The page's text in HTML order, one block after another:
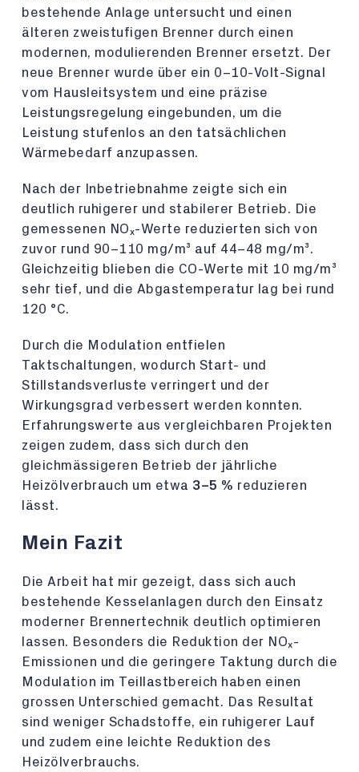
bestehende Anlage untersucht und einen
älteren zweistufigen Brenner durch einen
modernen, modulierenden Brenner ersetzt. Der
neue Brenner wurde über ein 0–10-Volt-Signal
vom Hausleitsystem und eine präzise
Leistungsregelung eingebunden, um die
Leistung stufenlos an den tatsächlichen
Wärmebedarf anzupassen.
Nach der Inbetriebnahme zeigte sich ein
deutlich ruhigerer und stabilerer Betrieb. Die
gemessenen NOₓ-Werte reduzierten sich von
zuvor rund 90–110 mg/m³ auf 44–48 mg/m³.
Gleichzeitig blieben die CO-Werte mit 10 mg/m³
sehr tief, und die Abgastemperatur lag bei rund
120 °C.
Durch die Modulation entfielen
Taktschaltungen, wodurch Start- und
Stillstandsverluste verringert und der
Wirkungsgrad verbessert werden konnten.
Erfahrungswerte aus vergleichbaren Projekten
zeigen zudem, dass sich durch den
gleichmässigeren Betrieb der jährliche
Heizölverbrauch um etwa 3–5 % reduzieren
lässt.
Mein Fazit
Die Arbeit hat mir gezeigt, dass sich auch
bestehende Kesselanlagen durch den Einsatz
moderner Brennertechnik deutlich optimieren
lassen. Besonders die Reduktion der NOₓ-
Emissionen und die geringere Taktung durch die
Modulation im Teillastbereich haben einen
grossen Unterschied gemacht. Das Resultat
sind weniger Schadstoffe, ein ruhigerer Lauf
und zudem eine leichte Reduktion des
Heizölverbrauchs.